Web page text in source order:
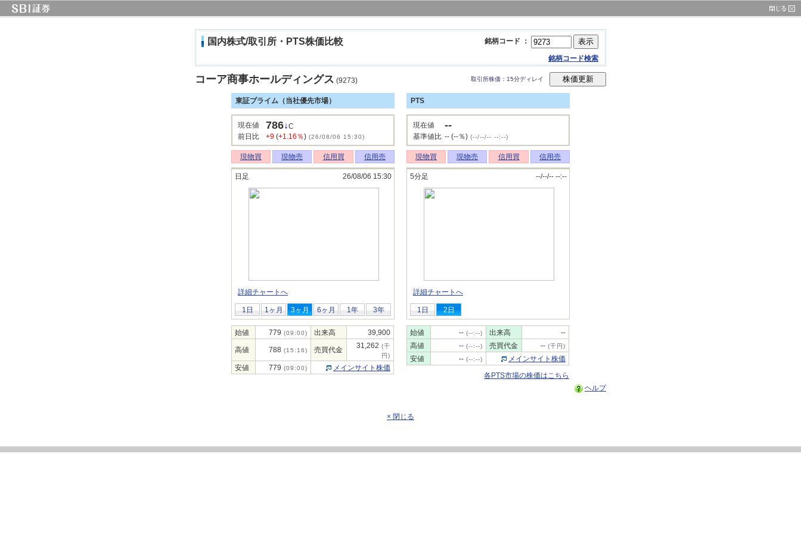
国内株式/取引所・PTS株価比較 銘柄コード ：
銘柄コード検索
コーア商事ホールディングス (9273) 取引所株価：15分ディレイ
東証プライム（当社優先市場）
現在値 786↓C
前日比
+9 (+1.16％) (26/08/06 15:30)
現物買 現物売 信用買 信用売
日足 26/08/06 15:30
詳細チャートへ
1日 1ヶ月 3ヶ月 6ヶ月 1年 3年
始値 779 (09:00) 出来高 39,900
高値 788 (15:16) 売買代金 31,262 (千
円)
安値 779 (09:00) メインサイト株価
PTS
現在値 --
基準値比 -- (--％) (--/--/-- --:--)
現物買 現物売 信用買 信用売
5分足 --/--/-- --:--
詳細チャートへ
1日 2日
始値 -- (--:--) 出来高
--
高値
-- (--:--) 売買代金 -- (千円)
安値 -- (--:--)
メインサイト株価
各PTS市場の株価はこちら
ヘルプ
× 閉じる